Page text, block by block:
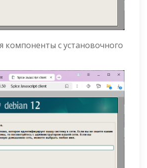
компоненты с установочного